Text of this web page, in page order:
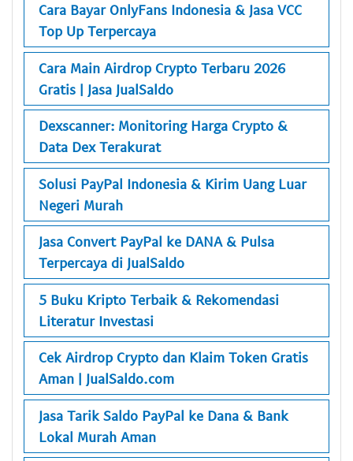
Cara Bayar OnlyFans Indonesia & Jasa VCC
Top Up Terpercaya
Cara Main Airdrop Crypto Terbaru 2026
Gratis | Jasa JualSaldo
Dexscanner: Monitoring Harga Crypto &
Data Dex Terakurat
Solusi PayPal Indonesia & Kirim Uang Luar
Negeri Murah
Jasa Convert PayPal ke DANA & Pulsa
Terpercaya di JualSaldo
5 Buku Kripto Terbaik & Rekomendasi
Literatur Investasi
Cek Airdrop Crypto dan Klaim Token Gratis
Aman | JualSaldo.com
Jasa Tarik Saldo PayPal ke Dana & Bank
Lokal Murah Aman